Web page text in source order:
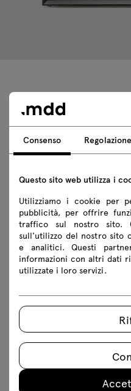
Dati tecnici
Specifiche tecniche
Finiture
Ecologia
Download
Scarica
Catalogo
Regole
Scarica i modelli 3D di tutti i
Consenso Regolazione
Questo sito web utilizza i
Utilizziamo i cookie per
pubblicità, per offrire
traffico sul nostro sito.
sull'utilizzo del nostro sito
e analitici. Questi
informazioni con altri dati
utilizzate i loro servizi.